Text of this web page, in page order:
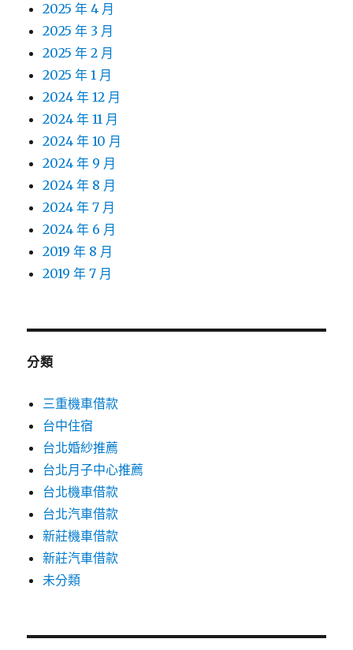
2025 年 4 月
2025 年 3 月
2025 年 2 月
2025 年 1 月
2024 年 12 月
2024 年 11 月
2024 年 10 月
2024 年 9 月
2024 年 8 月
2024 年 7 月
2024 年 6 月
2019 年 8 月
2019 年 7 月
分類
三重機車借款
台中住宿
台北婚紗推薦
台北月子中心推薦
台北機車借款
台北汽車借款
新莊機車借款
新莊汽車借款
未分類